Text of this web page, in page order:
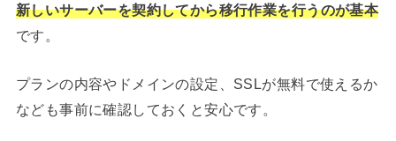
新しいサーバーを契約してから移行作業を行うのが基本
です。
プランの内容やドメインの設定、SSLが無料で使えるか
なども事前に確認しておくと安心です。